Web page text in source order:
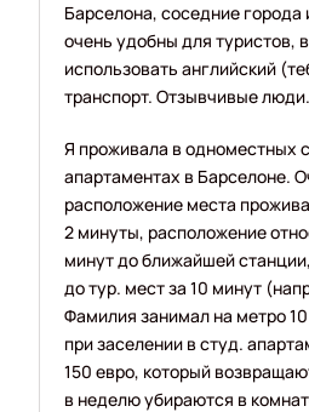
Барселона, соседние города
очень удобны для туристов,
использовать английский
транспорт. Отзывчивые люди.
Я проживала в одноместных
апартаментах в Барселоне.
расположение места
2 минуты, расположение
минут до ближайшей
до тур. мест за 10 минут
Фамилия занимал на метро
при заселении в студ.
150 евро, который
в неделю убираются в